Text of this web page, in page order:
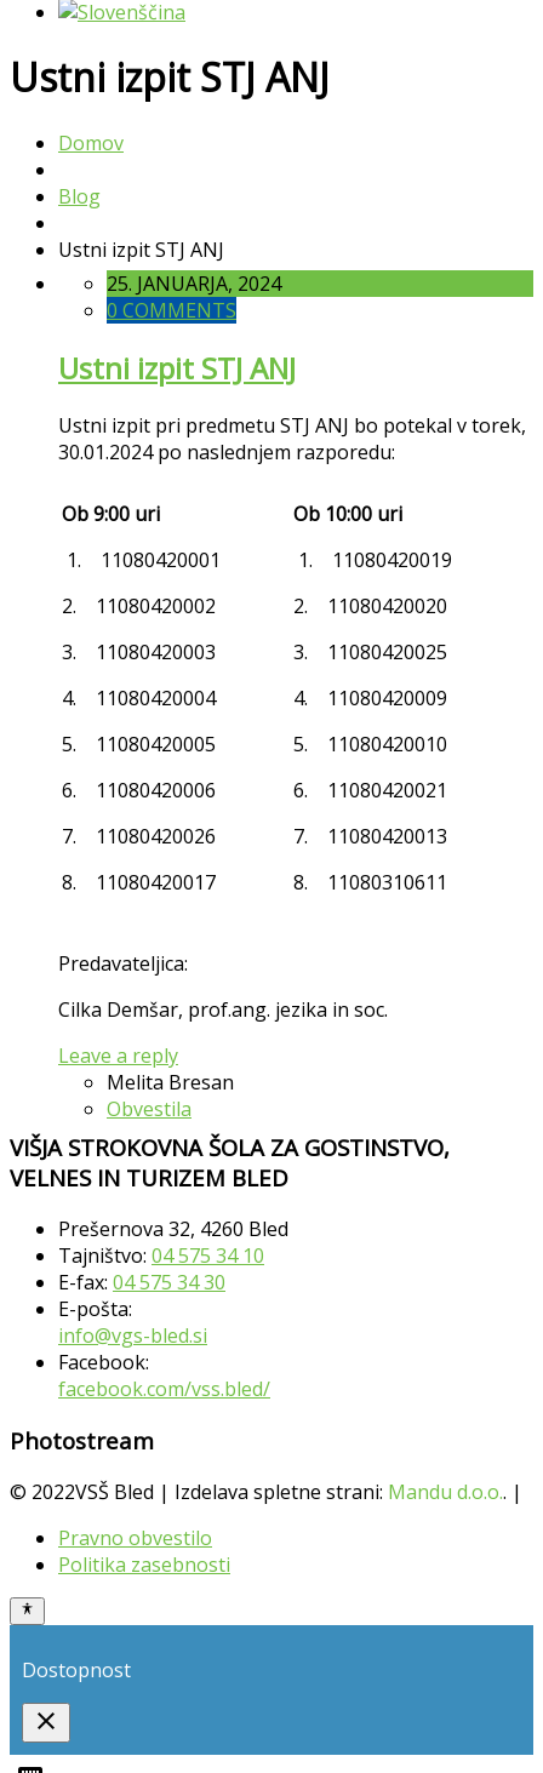
Ustni izpit STJ ANJ
Domov
Blog
Ustni izpit STJ ANJ
25. JANUARJA, 2024
0 COMMENTS
Ustni izpit STJ ANJ
Ustni izpit pri predmetu STJ ANJ bo potekal v torek,
30.01.2024 po naslednjem razporedu:
Ob 9:00 uri
1. 11080420001
2. 11080420002
3. 11080420003
4. 11080420004
5. 11080420005
6. 11080420006
7. 11080420026
8. 11080420017
Ob 10:00 uri
1. 11080420019
2. 11080420020
3. 11080420025
4. 11080420009
5. 11080420010
6. 11080420021
7. 11080420013
8. 11080310611
Predavateljica:
Cilka Demšar, prof.ang. jezika in soc.
Leave a reply
Melita Bresan
Obvestila
VIŠJA STROKOVNA ŠOLA ZA GOSTINSTVO,
VELNES IN TURIZEM BLED
Prešernova 32, 4260 Bled
Tajništvo: 04 575 34 10
E-fax: 04 575 34 30
E-pošta:
info@vgs-bled.si
Facebook:
facebook.com/vss.bled/
Photostream
© 2022VSŠ Bled | Izdelava spletne strani: Mandu d.o.o.. |
Pravno obvestilo
Politika zasebnosti
Dostopnost
close
Toggle